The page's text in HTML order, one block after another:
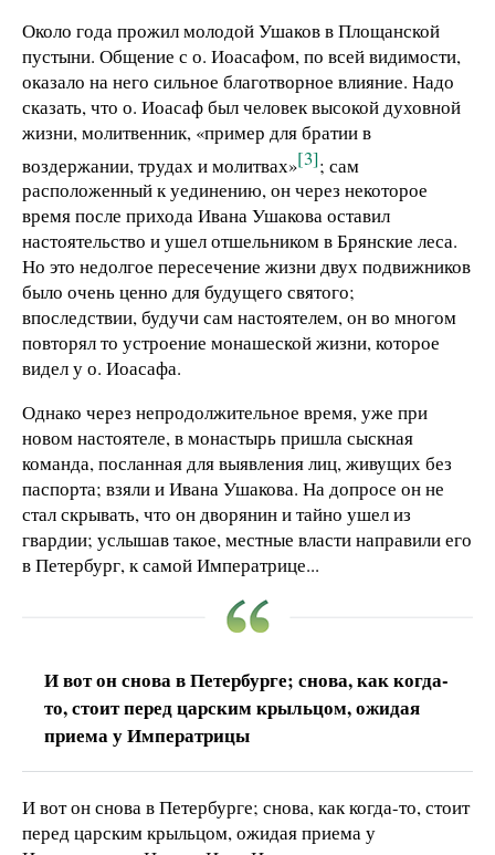
Около года прожил молодой Ушаков в Площанской
пустыни. Общение с о. Иоасафом, по всей видимости,
оказало на него сильное благотворное влияние. Надо
сказать, что о. Иоасаф был человек высокой духовной
жизни, молитвенник, «пример для братии в
воздержании, трудах и молитвах»[3]; сам
расположенный к уединению, он через некоторое
время после прихода Ивана Ушакова оставил
настоятельство и ушел отшельником в Брянские леса.
Но это недолгое пересечение жизни двух подвижников
было очень ценно для будущего святого;
впоследствии, будучи сам настоятелем, он во многом
повторял то устроение монашеской жизни, которое
видел у о. Иоасафа.
Однако через непродолжительное время, уже при
новом настоятеле, в монастырь пришла сыскная
команда, посланная для выявления лиц, живущих без
паспорта; взяли и Ивана Ушакова. На допросе он не
стал скрывать, что он дворянин и тайно ушел из
гвардии; услышав такое, местные власти направили его
в Петербург, к самой Императрице...
И вот он снова в Петербурге; снова, как когда-
то, стоит перед царским крыльцом, ожидая
приема у Императрицы
И вот он снова в Петербурге; снова, как когда-то, стоит
перед царским крыльцом, ожидая приема у